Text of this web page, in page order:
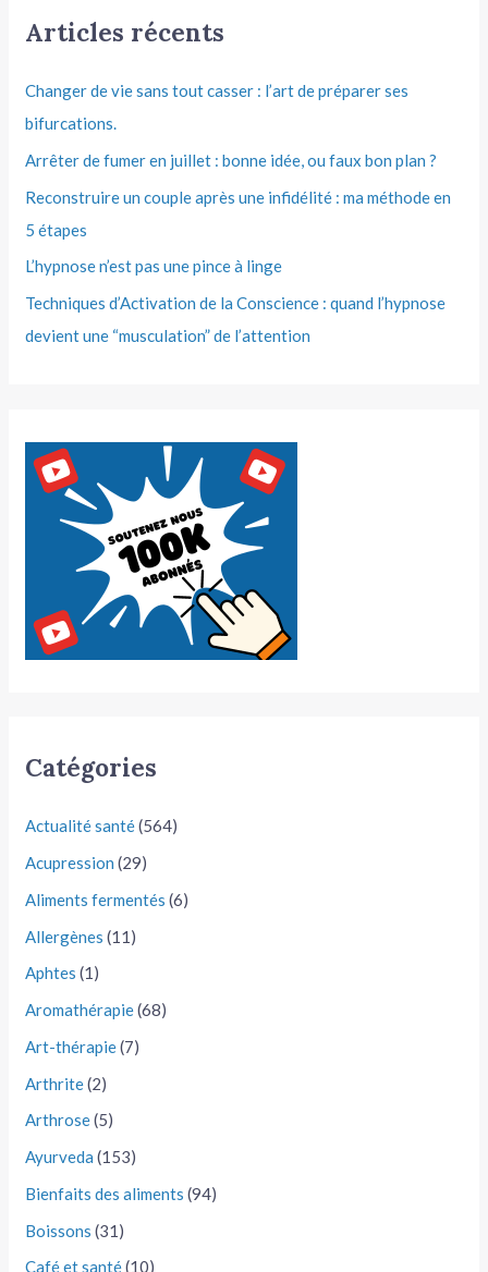
Articles récents
Changer de vie sans tout casser : l’art de préparer ses
bifurcations.
Arrêter de fumer en juillet : bonne idée, ou faux bon plan ?
Reconstruire un couple après une infidélité : ma méthode en
5 étapes
L’hypnose n’est pas une pince à linge
Techniques d’Activation de la Conscience : quand l’hypnose
devient une “musculation” de l’attention
Catégories
Actualité santé(564)
Acupression (29)
Aliments fermentés (6)
Allergènes (11)
Aphtes (1)
Aromathérapie(68)
Art-thérapie(7)
Arthrite(2)
Arthrose(5)
Ayurveda (153)
Bienfaits des aliments (94)
Boissons (31)
Café et santé(10)